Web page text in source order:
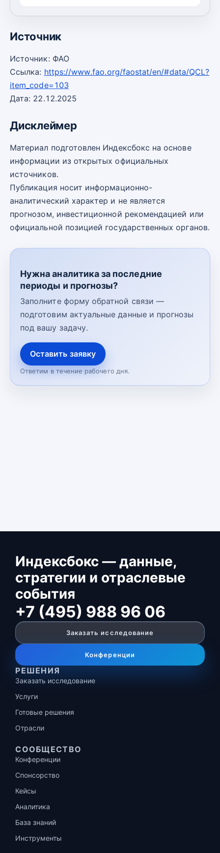
Источник
Источник: ФАО
Ссылка: https://www.fao.org/faostat/en/#data/QCL?
item_code=103
Дата: 22.12.2025
Дисклеймер
Материал подготовлен Индексбокс на основе
информации из открытых официальных
источников.
Публикация носит информационно-
аналитический характер и не является
прогнозом, инвестиционной рекомендацией или
официальной позицией государственных органов.
Нужна аналитика за последние
периоды и прогнозы?
Заполните форму обратной связи —
подготовим актуальные данные и прогнозы
под вашу задачу.
Оставить заявку
Ответим в течение рабочего дня.
Индексбокс — данные,
стратегии и отраслевые
события
+7 (495) 988 96 06
Заказать исследование
Конференции
РЕШЕНИЯ
Заказать исследование
Услуги
Готовые решения
Отрасли
СООБЩЕСТВО
Конференции
Спонсорство
Кейсы
Аналитика
База знаний
Инструменты